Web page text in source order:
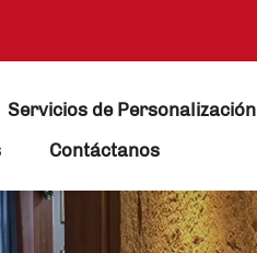
Servicios de Personalización
Contáctanos